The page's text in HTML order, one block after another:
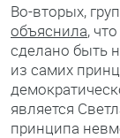
Во-вторых,
объяснила,
сделано быть
из самих
является
принципа